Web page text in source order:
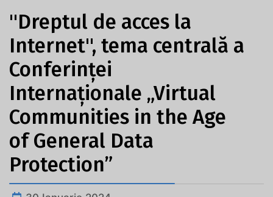
"Dreptul de acces la
Internet", tema centrală a
Conferinței
Internaționale „Virtual
Communities in the Age
of General Data
Protection”